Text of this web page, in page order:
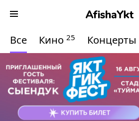
Все Кино 25 Концерты